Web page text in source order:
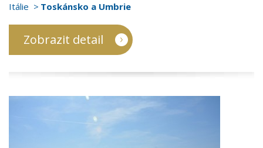
Itálie Toskánsko a Umbrie
Zobrazit detail